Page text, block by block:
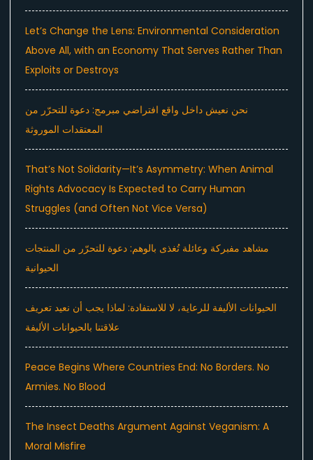
Let’s Change the Lens: Environmental Consideration
Above All, with an Economy That Serves Rather Than
Exploits or Destroys
نحن نعيش داخل واقع افتراضي مبرمج: دعوة للتحرّر من
المعتقدات الموروثة
That’s Not Solidarity—It’s Asymmetry: When Animal
Rights Advocacy Is Expected to Carry Human
Struggles (and Often Not Vice Versa)
مشاهد مفبركة وعائلة تُغذى بالوهم: دعوة للتحرّر من المنتجات
الحيوانية
الحيوانات الأليفة للرعاية، لا للاستفادة: لماذا يجب أن نعيد تعريف
علاقتنا بالحيوانات الأليفة
Peace Begins Where Countries End: No Borders. No
Armies. No Blood
The Insect Deaths Argument Against Veganism: A
Moral Misfire